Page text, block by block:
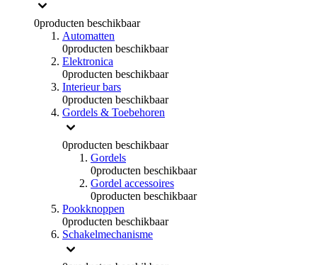
0producten beschikbaar
Automatten
0producten beschikbaar
Elektronica
0producten beschikbaar
Interieur bars
0producten beschikbaar
Gordels & Toebehoren
0producten beschikbaar
Gordels
0producten beschikbaar
Gordel accessoires
0producten beschikbaar
Pookknoppen
0producten beschikbaar
Schakelmechanisme